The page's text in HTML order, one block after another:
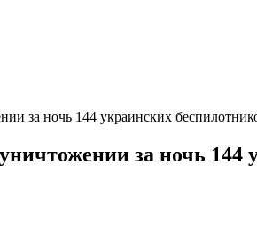
за ночь 144 украинских
за ночь 144